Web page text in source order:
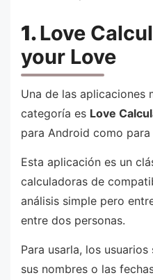
1.Love
your Love
Una de las aplicaciones
categoría es Love
para Android como para
Esta aplicación es un
calculadoras de
análisis simple pero
entre dos personas.
Para usarla, los
sus nombres o las